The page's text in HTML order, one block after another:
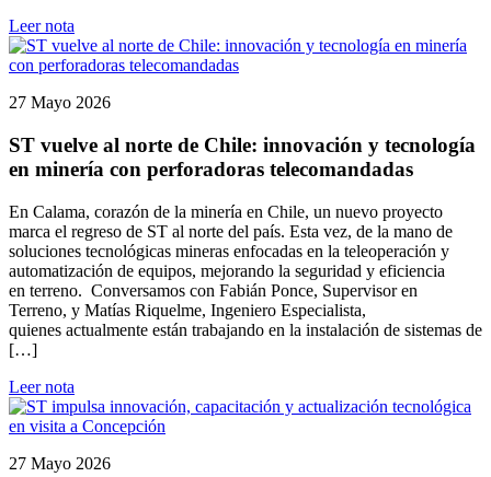
Leer nota
27 Mayo 2026
ST vuelve al norte de Chile: innovación y tecnología
en minería con perforadoras telecomandadas
En Calama, corazón de la minería en Chile, un nuevo proyecto
marca el regreso de ST al norte del país. Esta vez, de la mano de
soluciones tecnológicas mineras enfocadas en la teleoperación y
automatización de equipos, mejorando la seguridad y eficiencia
en terreno. Conversamos con Fabián Ponce, Supervisor en
Terreno, y Matías Riquelme, Ingeniero Especialista,
quienes actualmente están trabajando en la instalación de sistemas de
[…]
Leer nota
27 Mayo 2026